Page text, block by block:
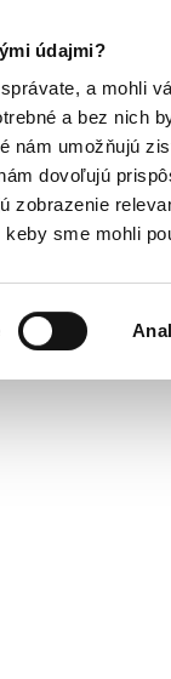
údajmi?
a mohli
a bez nich
nám umožňujú
dovoľujú
zobrazenie
sme mohli